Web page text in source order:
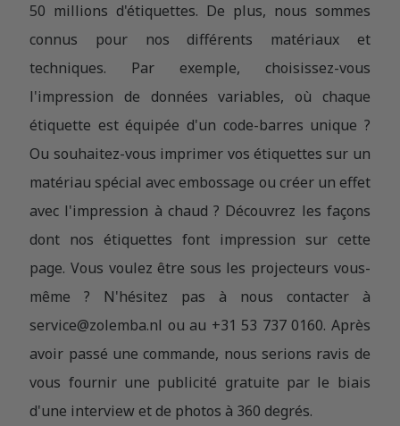
50 millions d'étiquettes. De plus, nous sommes
connus pour nos différents matériaux et
techniques. Par exemple, choisissez-vous
l'impression de données variables, où chaque
étiquette est équipée d'un code-barres unique ?
Ou souhaitez-vous imprimer vos étiquettes sur un
matériau spécial avec embossage ou créer un effet
avec l'impression à chaud ? Découvrez les façons
dont nos étiquettes font impression sur cette
page. Vous voulez être sous les projecteurs vous-
même ? N'hésitez pas à nous contacter à
service@zolemba.nl ou au +31 53 737 0160. Après
avoir passé une commande, nous serions ravis de
vous fournir une publicité gratuite par le biais
d'une interview et de photos à 360 degrés.